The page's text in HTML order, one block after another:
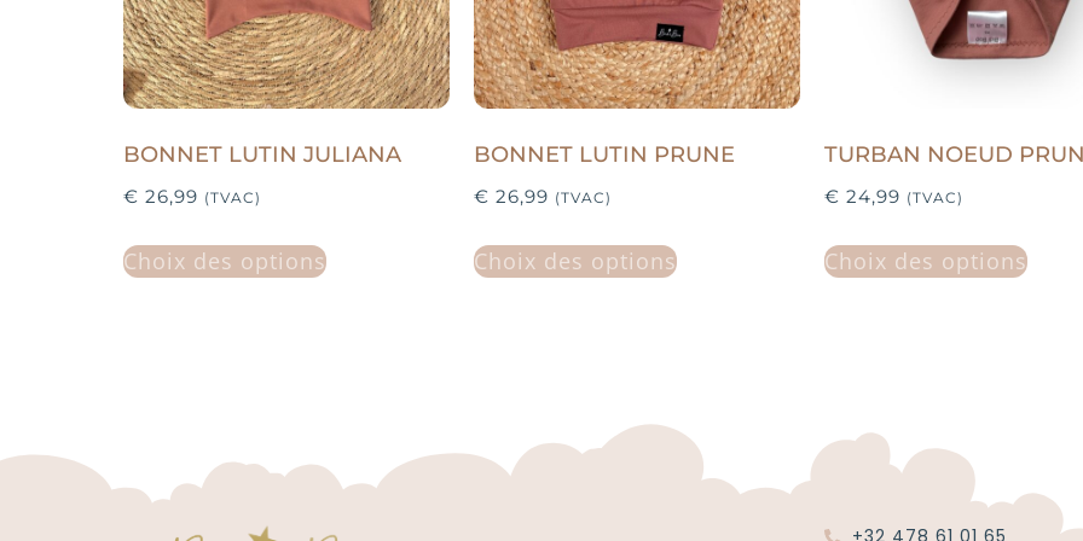
BONNET LUTIN JULIANA
€ 26,99 (TVAC)
Choix des options
BONNET LUTIN PRUNE
€ 26,99 (TVAC)
Choix des options
TURBAN NOEUD
€ 24,99 (TVAC)
Choix des options